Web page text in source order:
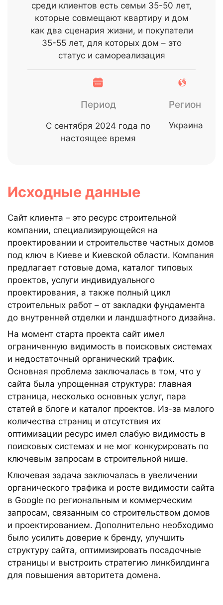
среди клиентов есть семьи 35-50 лет,
которые совмещают квартиру и дом
как два сценария жизни, и покупатели
35-55 лет, для которых дом – это
статус и самореализация
Период
С сентября 2024 года по
настоящее время
Регион
Украина
Исходные данные
Сайт клиента – это ресурс строительной
компании, специализирующейся на
проектировании и строительстве частных домов
под ключ в Киеве и Киевской области. Компания
предлагает готовые дома, каталог типовых
проектов, услуги индивидуального
проектирования, а также полный цикл
строительных работ – от закладки фундамента
до внутренней отделки и ландшафтного дизайна.
На момент старта проекта сайт имел
ограниченную видимость в поисковых системах
и недостаточный органический трафик.
Основная проблема заключалась в том, что у
сайта была упрощенная структура: главная
страница, несколько основных услуг, пара
статей в блоге и каталог проектов. Из-за малого
количества страниц и отсутствия их
оптимизации ресурс имел слабую видимость в
поисковых системах и не мог конкурировать по
ключевым запросам в строительной нише.
Ключевая задача заключалась в увеличении
органического трафика и росте видимости сайта
в Google по региональным и коммерческим
запросам, связанным со строительством домов
и проектированием. Дополнительно необходимо
было усилить доверие к бренду, улучшить
структуру сайта, оптимизировать посадочные
страницы и выстроить стратегию линкбилдинга
для повышения авторитета домена.